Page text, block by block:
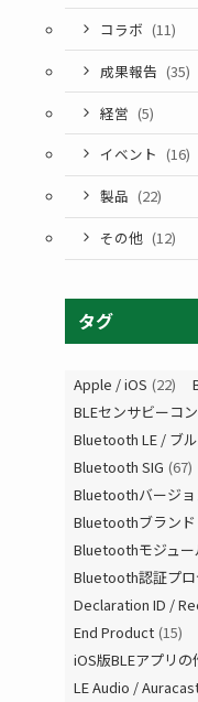
コラボ (11)
成果報告 (35)
経営 (5)
イベント (16)
製品 (22)
その他 (12)
タグ
Apple / iOS (22)
BLEセンサビーコ
Bluetooth LE / ブ
Bluetooth SIG (67)
Bluetoothバージ
Bluetoothブランド
Bluetoothモジュー
Bluetooth認証プロ
Declaration ID /
End Product (15)
iOS版BLEアプリの
LE Audio /